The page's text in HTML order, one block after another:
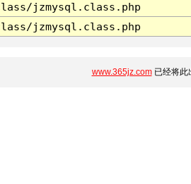
jzmysql.class.php
jzmysql.class.php
www.365jz.com已经将此